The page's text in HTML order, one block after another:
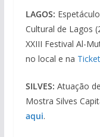
LAGOS: Espetáculo
Cultural de Lagos
XXIII Festival Al-
no local e na
SILVES: Atuação de
Mostra Silves
aqui.